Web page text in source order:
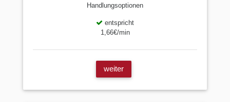
Handlungsoptionen
entspricht
1,66€/min
weiter